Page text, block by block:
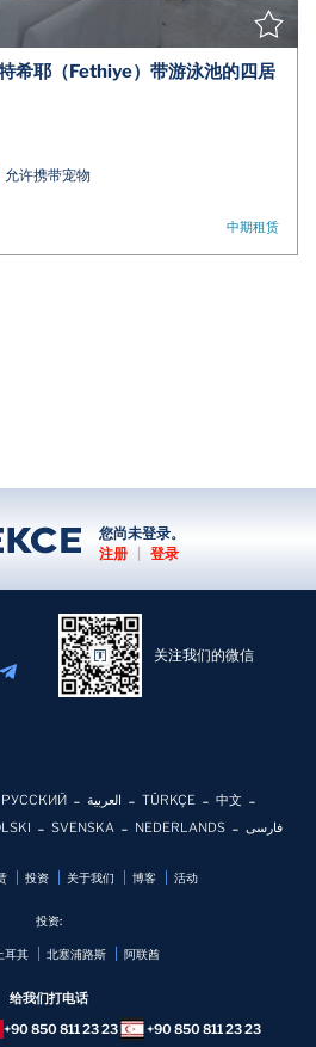
希耶（Fethiye）带游泳池的四居
允许携带宠物
中期租赁
您尚未登录。
注册 | 登录
关注我们的微信
РУССКИЙ العربية TÜRKÇE
中文
SVENSKA NEDERLANDS فارسی
投资 关于我们 博客 活动
投资:
耳其 北塞浦路斯 阿联酋
给我们打电话
+90 850 811 23 23 +90 850 811 23 23